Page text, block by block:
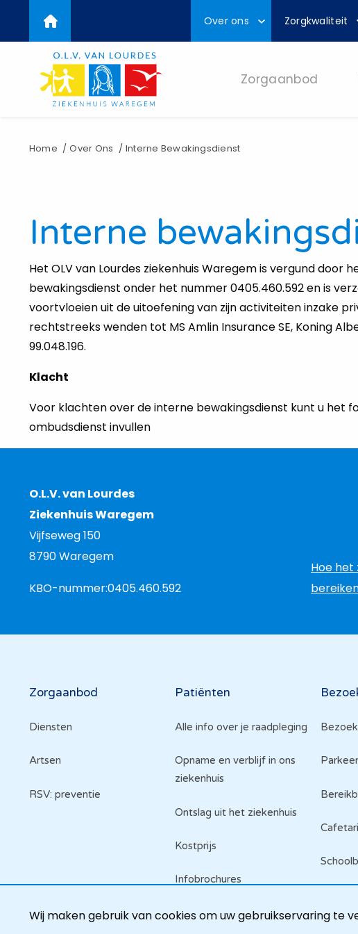
Wij maken gebruik van cookies om uw gebruikservaring te
naar
Top
menu
Over ons Zorgkwaliteit
Zorgaanbod
Kruimelpad
Home Over Ons Interne Bewakingsdienst
Interne
Het OLV van Lourdes ziekenhuis Waregem is vergund door
bewakingsdienst onder het nummer 0405.460.592 en is
voortvloeien uit de uitoefening van zijn activiteiten inzake
rechtstreeks wenden tot MS Amlin Insurance SE, Koning
99.048.196.
Klacht
Voor klachten over de interne bewakingsdienst kunt u het
ombudsdienst invullen
O.L.V. van Lourdes
Ziekenhuis Waregem
Vijfseweg 150
8790 Waregem
KBO-nummer:0405.460.592
Hoe het
Hoofdnavigatie
Zorgaanbod
Diensten
Artsen
RSV: preventie
Patiënten
Alle info over je raadpleging
Opname en verblijf in ons
ziekenhuis
Ontslag uit het ziekenhuis
Kostprijs
Infobrochures
Raadpleeg je dossier